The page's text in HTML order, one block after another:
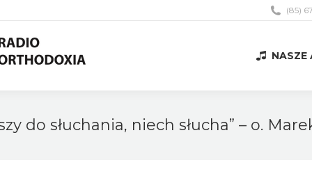
(85)
NASZE
do słuchania, niech słucha” – o.